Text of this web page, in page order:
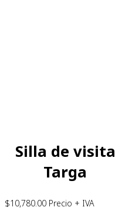
Silla de visita
Targa
$10,780.00 Precio + IVA